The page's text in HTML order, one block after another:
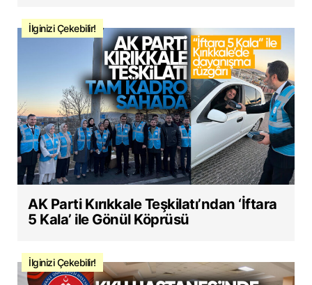
İlginizi Çekebilir!
AK Parti Kırıkkale Teşkilatı’ndan ‘İftara
5 Kala’ ile Gönül Köprüsü
İlginizi Çekebilir!